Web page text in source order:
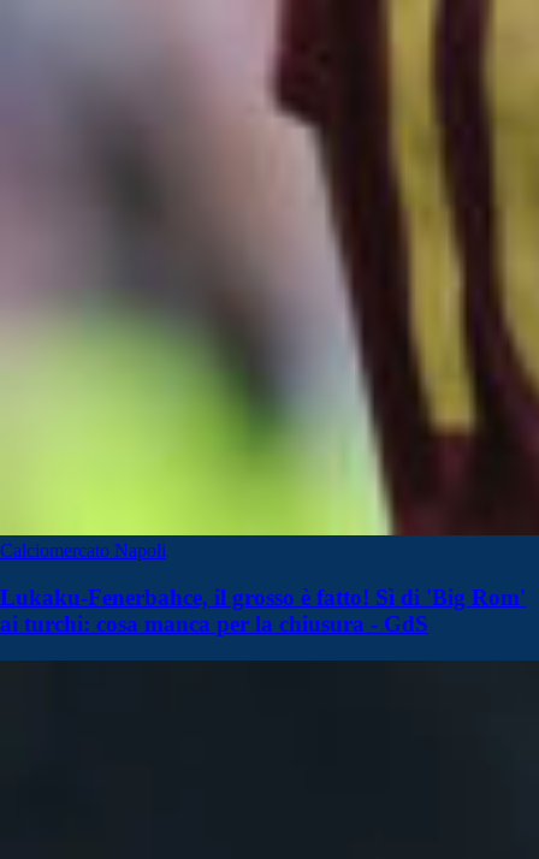
Calciomercato Napoli
Lukaku-Fenerbahce, il grosso è fatto! Sì di 'Big Rom'
ai turchi: cosa manca per la chiusura - GdS